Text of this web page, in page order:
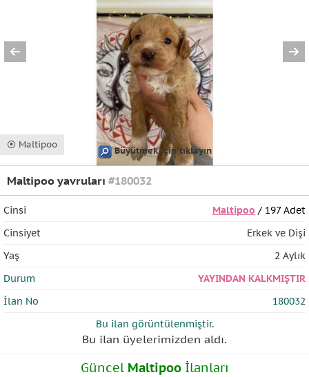
⦿ Maltipoo
Büyütmek için tıklayın
Maltipoo yavruları #180032
Cinsi Maltipoo / 197 Adet
Cinsiyet
Erkek ve Dişi
Yaş
2 Aylık
Durum
YAYINDAN KALKMIŞTIR
İlan No
180032
Bu ilan görüntülenmiştir.
Bu ilan üyelerimizden aldı.
Güncel Maltipooİlanları